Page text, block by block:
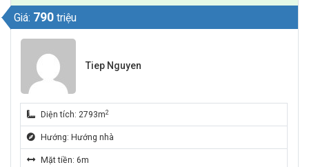
Giá: 790 triệu
Tiep Nguyen
Diện tích: 2793m2
Hướng: Hướng nhà
Mặt tiền: 6m